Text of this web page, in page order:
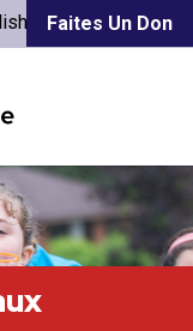
Faites Un Don